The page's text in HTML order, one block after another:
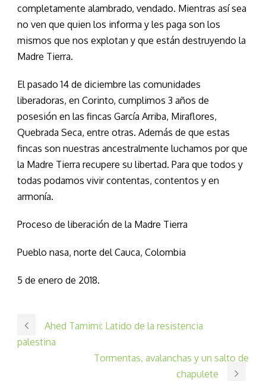
completamente alambrado, vendado. Mientras así sea
no ven que quien los informa y les paga son los
mismos que nos explotan y que están destruyendo la
Madre Tierra.
El pasado 14 de diciembre las comunidades
liberadoras, en Corinto, cumplimos 3 años de
posesión en las fincas García Arriba, Miraflores,
Quebrada Seca, entre otras. Además de que estas
fincas son nuestras ancestralmente luchamos por que
la Madre Tierra recupere su libertad. Para que todos y
todas podamos vivir contentas, contentos y en
armonía.
Proceso de liberación de la Madre Tierra
Pueblo nasa, norte del Cauca, Colombia
5 de enero de 2018.
Ahed Tamimi: Latido de la resistencia
palestina
Tormentas, avalanchas y un salto de
chapulete